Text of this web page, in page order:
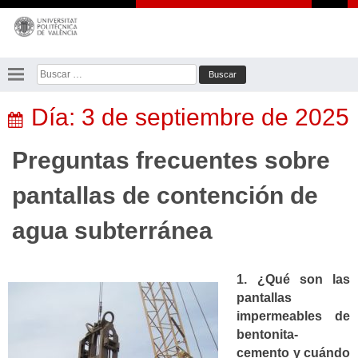
Saltar
contenido
Buscar:
Día: 3 de septiembre de 2025
Preguntas frecuentes sobre
pantallas de contención de
agua subterránea
1. ¿Qué son las
pantallas
impermeables de
bentonita-
cemento y cuándo